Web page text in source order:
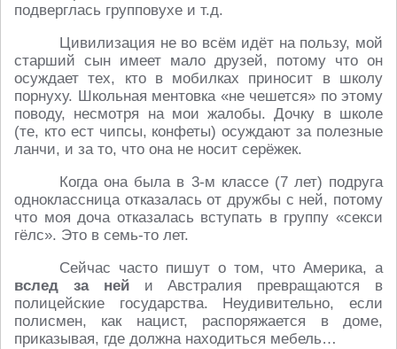
подверглась групповухе и т.д.
Цивилизация не во всём идёт на пользу, мой
старший сын имеет мало друзей, потому что он
осуждает тех, кто в мобилках приносит в школу
порнуху. Школьная ментовка «не чешется» по этому
поводу, несмотря на мои жалобы. Дочку в школе
(те, кто ест чипсы, конфеты) осуждают за полезные
ланчи, и за то, что она не носит серёжек.
Когда она была в 3-м классе (7 лет) подруга
одноклассница отказалась от дружбы с ней, потому
что моя доча отказалась вступать в группу «секси
гёлс». Это в семь-то лет.
Сейчас часто пишут о том, что Америка, а
вслед за нейи Австралия превращаются в
полицейские государства. Неудивительно, если
полисмен, как нацист, распоряжается в доме,
приказывая, где должна находиться мебель…